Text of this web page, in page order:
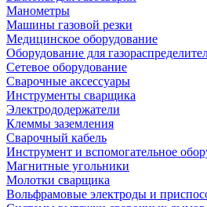
Манометры
Машины газовой резки
Медицинское оборудование
Оборудование для
Сетевое оборудование
Сварочные аксессуары
Инструменты сварщика
Электрододержатели
Клеммы заземления
Сварочный кабель
Инструмент и вспомогательное
Магнитные угольники
Молотки сварщика
Вольфрамовые электроды и